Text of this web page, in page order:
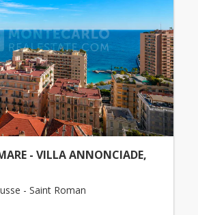
- VILLA ANNONCIADE,
- Saint Roman